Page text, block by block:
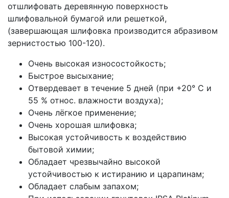
отшлифовать деревянную поверхность
шлифовальной бумагой или решеткой,
(завершающая шлифовка производится абразивом
зернистостью 100-120).
Очень высокая износостойкость;
Быстрое высыхание;
Отвердевает в течение 5 дней (при +20° С и
55 % относ. влажности воздуха);
Очень лёгкое применение;
Очень хорошая шлифовка;
Высокая устойчивость к воздействию
бытовой химии;
Обладает чрезвычайно высокой
устойчивостью к истиранию и царапинам;
Обладает слабым запахом;